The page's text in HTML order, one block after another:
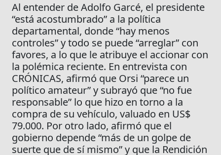
Al entender de Adolfo Garcé, el presidente
“está acostumbrado” a la política
departamental, donde “hay menos
controles” y todo se puede “arreglar” con
favores, a lo que le atribuye el accionar con
la polémica reciente. En entrevista con
CRÓNICAS, afirmó que Orsi “parece un
político amateur” y subrayó que “no fue
responsable” lo que hizo en torno a la
compra de su vehículo, valuado en US$
79.000. Por otro lado, afirmó que el
gobierno depende “más de un golpe de
suerte que de sí mismo” y que la Rendición